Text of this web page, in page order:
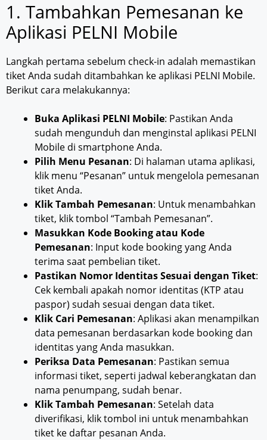
1. Tambahkan Pemesanan ke
Aplikasi PELNI Mobile
Langkah pertama sebelum check-in adalah memastikan
tiket Anda sudah ditambahkan ke aplikasi PELNI Mobile.
Berikut cara melakukannya:
Buka Aplikasi PELNI Mobile: Pastikan Anda
sudah mengunduh dan menginstal aplikasi PELNI
Mobile di smartphone Anda.
Pilih Menu Pesanan: Di halaman utama aplikasi,
klik menu “Pesanan” untuk mengelola pemesanan
tiket Anda.
Klik Tambah Pemesanan: Untuk menambahkan
tiket, klik tombol “Tambah Pemesanan”.
Masukkan Kode Booking atau Kode
Pemesanan: Input kode booking yang Anda
terima saat pembelian tiket.
Pastikan Nomor Identitas Sesuai dengan Tiket:
Cek kembali apakah nomor identitas (KTP atau
paspor) sudah sesuai dengan data tiket.
Klik Cari Pemesanan: Aplikasi akan menampilkan
data pemesanan berdasarkan kode booking dan
identitas yang Anda masukkan.
Periksa Data Pemesanan: Pastikan semua
informasi tiket, seperti jadwal keberangkatan dan
nama penumpang, sudah benar.
Klik Tambah Pemesanan: Setelah data
diverifikasi, klik tombol ini untuk menambahkan
tiket ke daftar pesanan Anda.